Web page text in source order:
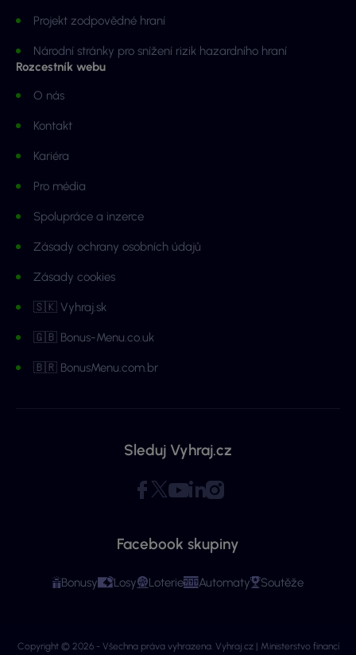
Projekt zodpovědné hraní
Národní stránky pro snížení rizik hazardního hraní
Rozcestník webu
O nás
Kontakt
Kariéra
Pro média
Spolupráce a inzerce
Zásady ochrany osobních údajů
Zásady cookies
🇸🇰 Vyhraj.sk
🇬🇧 Bonus-Menu.co.uk
🇧🇷 BonusMenu.com.br
Sleduj Vyhraj.cz
Facebook skupiny
Bonusy Losy Loterie Automaty Soutěže
Copyright © 2026 - Všechna práva vyhrazena. Vyhraj.cz | Ministerstvo financí